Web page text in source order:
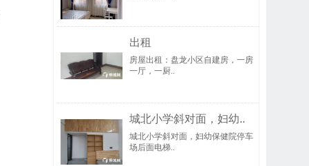
出租
房屋出租：盘龙小区自建房，一房
一厅，一厨..
城北小学斜对面，妇幼..
城北小学斜对面，妇幼保健院停车
场后面电梯..